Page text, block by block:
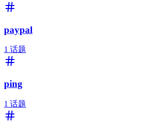
paypal
1 话题
ping
1 话题